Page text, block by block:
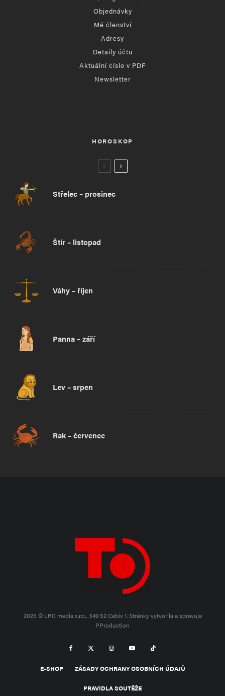
Objednávky
Mé členství
Adresy
Detaily účtu
Aktuální číslo v PDF
Newsletter
HOROSKOP
Střelec – prosinec
Štír – listopad
Váhy – říjen
Panna – září
Lev – srpen
Rak – červenec
2025 © LRC media s.r.o., 349 52 Cebiv 1.Stránky vytvořila a spravuje
PProduction
E-SHOP ZÁSADY OCHRANY OSOBNÍCH ÚDAJŮ
PRAVIDLA SOUTĚŽE